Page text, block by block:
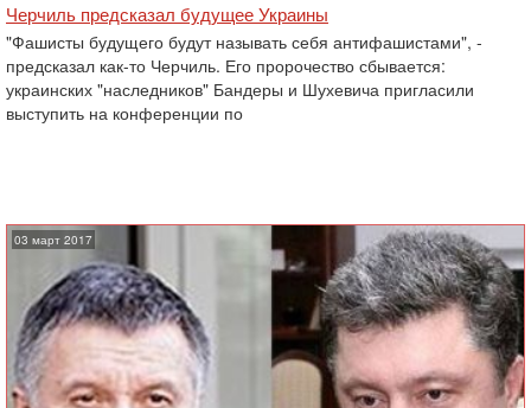
Черчиль предсказал будущее Украины
"Фашисты будущего будут называть себя антифашистами", -
предсказал как-то Черчиль. Его пророчество сбывается:
украинских "наследников" Бандеры и Шухевича пригласили
выступить на конференции по
03 март 2017